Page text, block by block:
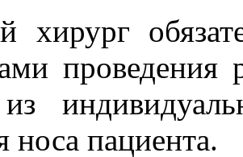
хирург
проведения
носа пациента.